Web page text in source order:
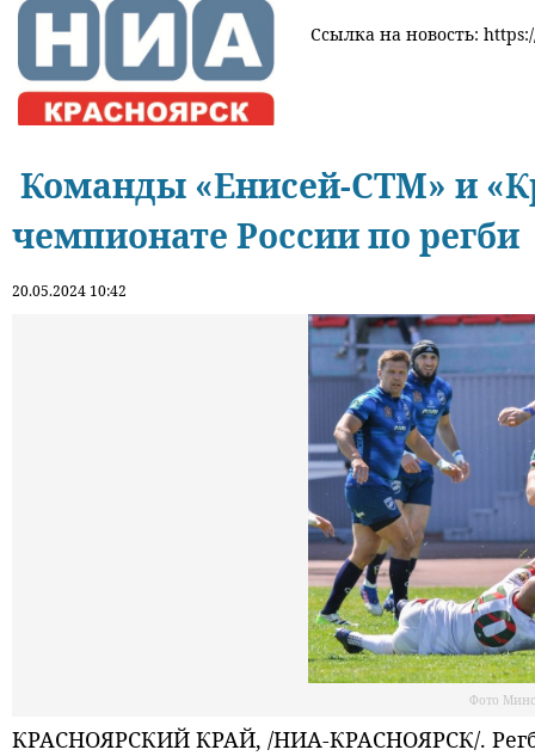
Ссылка на новость:
Команды «Енисей-СТМ» и
чемпионате России по регби
20.05.2024 10:42
Фото
КРАСНОЯРСКИЙ КРАЙ, /НИА-КРАСНОЯРСК/.